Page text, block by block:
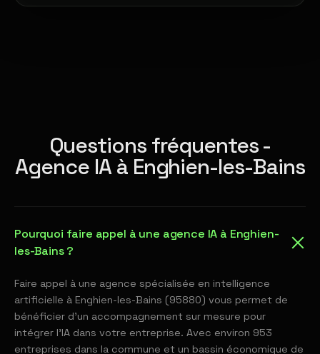
Questions fréquentes -
Agence IA à Enghien-les-Bains
Pourquoi faire appel à une agence IA à Enghien-
les-Bains ?
Faire appel à une agence spécialisée en intelligence
artificielle à Enghien-les-Bains (95880) vous permet de
bénéficier d'un accompagnement sur mesure pour
intégrer l'IA dans votre entreprise. Avec environ 953
entreprises dans la commune et un bassin économique de